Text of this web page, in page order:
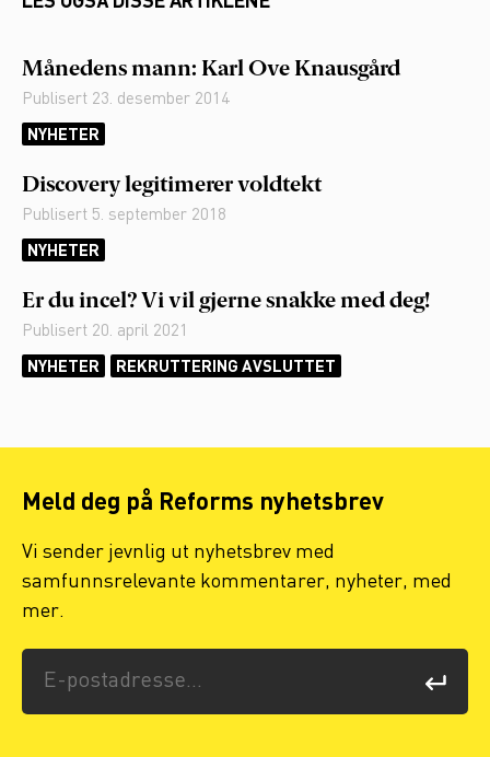
Månedens mann: Karl Ove Knausgård
Publisert 23. desember 2014
NYHETER
Discovery legitimerer voldtekt
Publisert 5. september 2018
NYHETER
Er du incel? Vi vil gjerne snakke med deg!
Publisert 20. april 2021
NYHETER
REKRUTTERING AVSLUTTET
Meld deg på Reforms nyhetsbrev
Vi sender jevnlig ut nyhetsbrev med
samfunnsrelevante kommentarer, nyheter, med
mer.